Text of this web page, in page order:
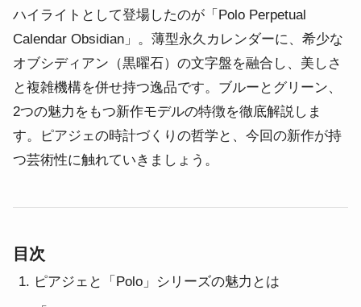
ハイライトとして登場したのが「Polo Perpetual
Calendar Obsidian」。薄型永久カレンダーに、希少な
オブシディアン（黒曜石）の文字盤を融合し、美しさ
と複雑機構を併せ持つ逸品です。ブルーとグリーン、
2つの魅力をもつ新作モデルの特徴を徹底解説しま
す。ピアジェの時計づくりの哲学と、今回の新作が持
つ芸術性に触れていきましょう。
目次
ピアジェと「Polo」シリーズの魅力とは